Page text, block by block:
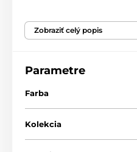
Kanvice a hrnčeky na čaj
Zobraziť celý popis
Parametre
Farba
Kolekcia